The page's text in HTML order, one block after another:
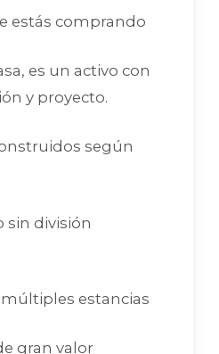
estás comprando
es un activo con
y proyecto.
según
sin división
estancias
gran valor